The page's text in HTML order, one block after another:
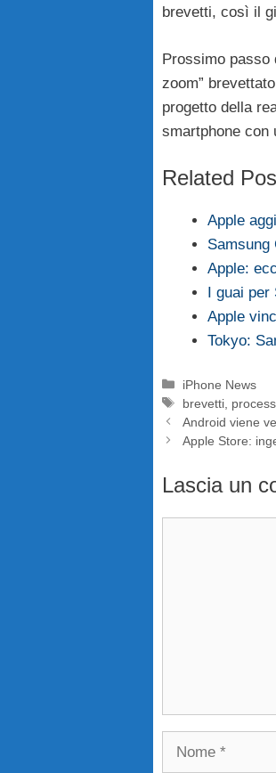
brevetti, così il
Prossimo passo
zoom”
progetto della
smartphone con
Related
Apple
Samsung
Apple:
I guai per
Apple
Tokyo:
Categorie
iPhone News
Tag
brevetti
Android viene
Apple Store:
Lascia un
Nome